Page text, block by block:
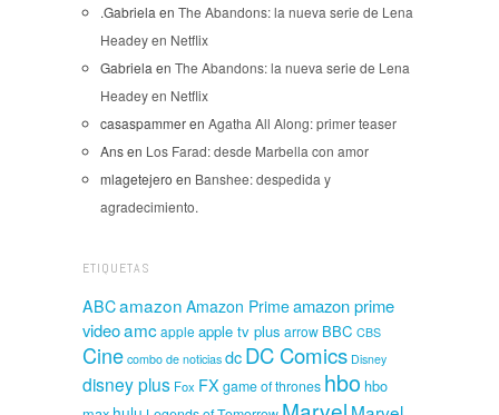
.Gabriela en The Abandons: la nueva serie de Lena
Headey en Netflix
Gabriela en The Abandons: la nueva serie de Lena
Headey en Netflix
casaspammeren Agatha All Along: primer teaser
Ansen Los Farad: desde Marbella con amor
mlagetejero en Banshee: despedida y
agradecimiento.
ETIQUETAS
ABCamazon Amazon Primeamazon prime
videoamcapple apple tv plus arrow BBC CBS
Cine combo de noticias dcDC Comics Disney
disney plus Fox FX game of thrones hbo hbo